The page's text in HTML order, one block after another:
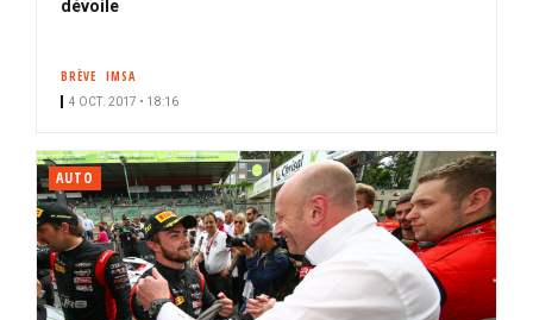
dévoile
BRÈVE IMSA
4 OCT. 2017 • 18:16
AUTO